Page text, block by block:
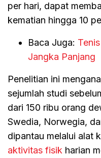
per hari, dapat
kematian hingga 10
Baca Juga:
Jangka Panjang
Penelitian ini
sejumlah studi
dari 150 ribu orang
Swedia, Norwegia,
dipantau melalui alat
aktivitas fisik harian